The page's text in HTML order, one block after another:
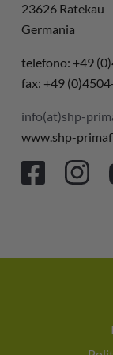
23626 Ratekau
Germania
telefono: +49
fax: +49
info(at)shp-
www.shp-